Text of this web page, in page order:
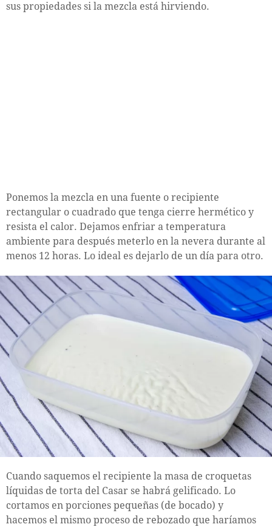
sus propiedades si la mezcla está hirviendo.
Ponemos la mezcla en una fuente o recipiente
rectangular o cuadrado que tenga cierre hermético y
resista el calor. Dejamos enfriar a temperatura
ambiente para después meterlo en la nevera durante al
menos 12 horas. Lo ideal es dejarlo de un día para otro.
Cuando saquemos el recipiente la masa de croquetas
líquidas de torta del Casar se habrá gelificado. Lo
cortamos en porciones pequeñas (de bocado) y
hacemos el mismo proceso de rebozado que haríamos